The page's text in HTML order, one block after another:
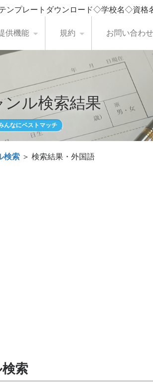
ンプレートダウンロード◇学校名◇資
供機能 規約 お問い合わせ
ンル検索結果
んなにベストマッチ
検索 ＞ 検索結果・外国語
索